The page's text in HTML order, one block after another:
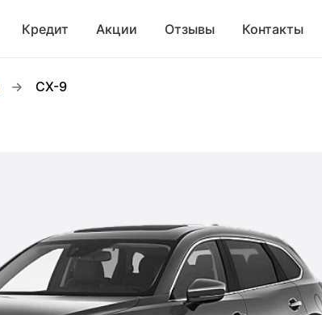
Кредит Акции Отзывы Контакты
CX-9